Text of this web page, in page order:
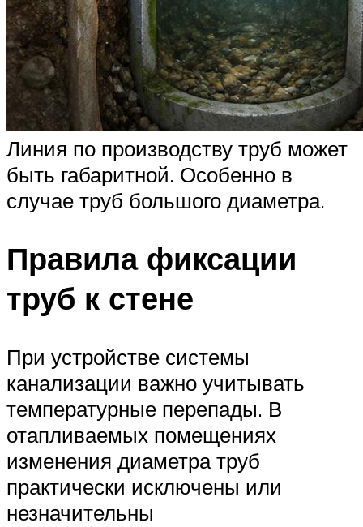
Линия по производству труб может
быть габаритной. Особенно в
случае труб большого диаметра.
Правила фиксации
труб к стене
При устройстве системы
канализации важно учитывать
температурные перепады. В
отапливаемых помещениях
изменения диаметра труб
практически исключены или
незначительны